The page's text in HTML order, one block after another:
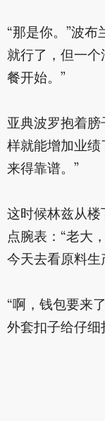
“那是你。”波
就行了，但一
餐开始。”
亚典波罗抱着
样就能增加业
来得靠谱。”
这时候林兹从
点腕表：“老大
今天去看原料
“啊，钱包要来
外套扣子给仔细